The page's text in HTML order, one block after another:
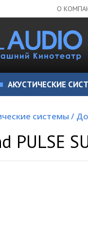
О
АКУСТИЧЕСКИЕ
системы /
PULSE